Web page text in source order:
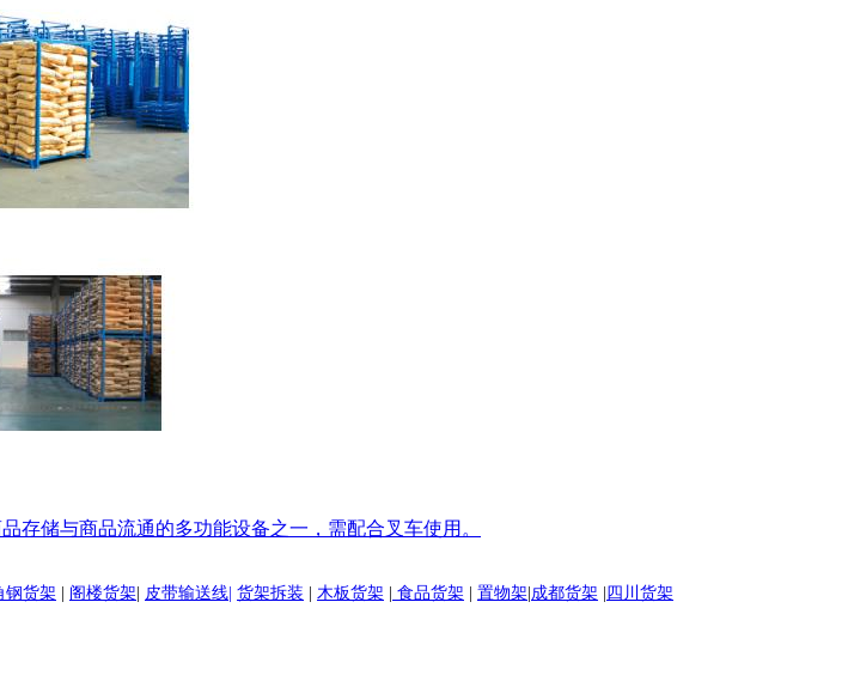
存储与商品流通的多功能设备之一，需配合叉车使用。
钢货架 阁楼货架 皮带输送线| 货架拆装 木板货架 食品货架 置物架 成都货架 四川货架